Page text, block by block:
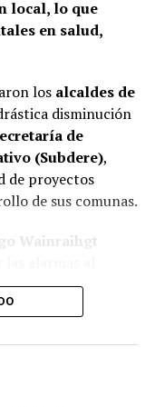
local, lo que
en salud,
los alcaldes de
disminución
de
(Subdere),
de proyectos
de sus comunas.
Wainraihgt
no cuenta con
de
de que muchas
para estos